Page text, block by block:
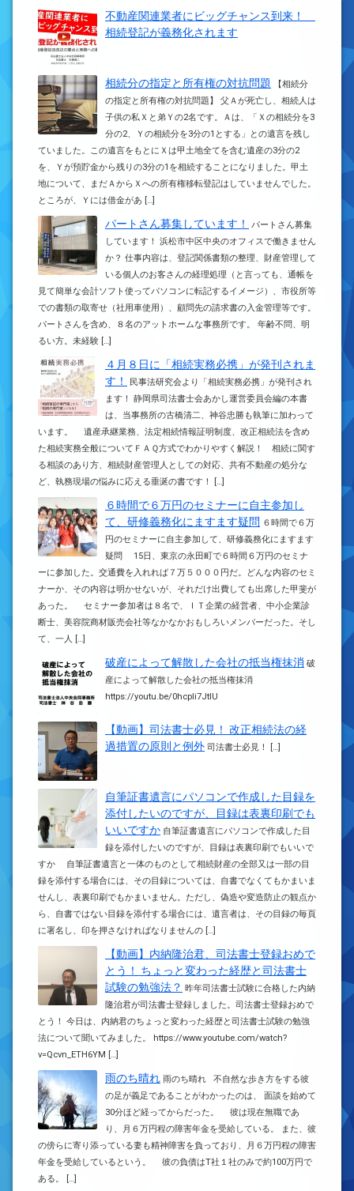
不動産関連業者にビッグチャンス到来！
相続登記が義務化されます
相続分の指定と所有権の対抗問題
【相続分
の指定と所有権の対抗問題】 父Ａが死亡し、相続人は
子供の私Ｘと弟Ｙの2名です。Ａは、「Ｘの相続分を3
分の2、Ｙの相続分を3分の1とする」との遺言を残し
ていました。この遺言をもとにＸは甲土地全てを含む遺産の3分の2
を、Ｙが預貯金から残りの3分の1を相続することになりました。甲土
地について、まだＡからＸへの所有権移転登記はしていませんでした。
ところが、Ｙには借金があ […]
パートさん募集しています！
パートさん募集
しています！ 浜松市中区中央のオフィスで働きません
か？ 仕事内容は、登記関係書類の整理、財産管理して
いる個人のお客さんの経理処理（と言っても、通帳を
見て簡単な会計ソフト使ってパソコンに転記するイメージ）、市役所等
での書類の取寄せ（社用車使用）、顧問先の請求書の入金管理等です。
パートさんを含め、８名のアットホームな事務所です。 年齢不問、明
るい方。未経験 […]
４月８日に「相続実務必携」が発刊されま
す！
民事法研究会より「相続実務必携」が発刊され
ます！ 静岡県司法書士会あかし運営委員会編の本書
は、当事務所の古橋清二、神谷忠勝も執筆に加わって
います。 遺産承継業務、法定相続情報証明制度、改正相続法を含め
た相続実務全般についてＦＡＱ方式でわかりやすく解説！ 相続に関す
る相談のあり方、相続財産管理人としての対応、共有不動産の処分な
ど、執務現場の悩みに応える垂涎の書です！ […]
６時間で６万円のセミナーに自主参加し
て、研修義務化にますます疑問 ６時間で６万
円のセミナーに自主参加して、研修義務化にますます
疑問 15日、東京の永田町で６時間６万円のセミナ
ーに参加した。交通費を入れれば７万５０００円だ。どんな内容のセミ
ナーか、その内容は明かせないが、それだけ出費しても出席した甲斐が
あった。 セミナー参加者は８名で、ＩＴ企業の経営者、中小企業診
断士、美容院商材販売会社等なかなかおもしろいメンバーだった。そし
て、一人 […]
破産によって解散した会社の抵当権抹消 破
産によって解散した会社の抵当権抹消
https://youtu.be/0hcpli7JtlU
【動画】司法書士必見！ 改正相続法の経
過措置の原則と例外 司法書士必見！ […]
自筆証書遺言にパソコンで作成した目録を
添付したいのですが、目録は表裏印刷でも
いいですか 自筆証書遺言にパソコンで作成した目
録を添付したいのですが、目録は表裏印刷でもいいで
すか 自筆証書遺言と一体のものとして相続財産の全部又は一部の目
録を添付する場合には、その目録については、自書でなくてもかまいま
せんし、表裏印刷でもかまいません。ただし、偽造や変造防止の観点か
ら、自書ではない目録を添付する場合には、遺言者は、その目録の毎頁
に署名し、印を押さなければなりませんの […]
【動画】内納隆治君、司法書士登録おめで
とう！ ちょっと変わった経歴と司法書士
試験の勉強法？ 昨年司法書士試験に合格した内納
隆治君が司法書士登録しました。司法書士登録おめで
とう！ 今日は、内納君のちょっと変わった経歴と司法書士試験の勉強
法について聞いてみました。 https://www.youtube.com/watch?
v=Qcvn_ETH6YM […]
雨のち晴れ 雨のち晴れ 不自然な歩き方をする彼
の足が義足であることがわかったのは、 面談を始めて
30分ほど経ってからだった。 彼は現在無職であ
り、月６万円程の障害年金を受給している。 また、彼
の傍らに寄り添っている妻も精神障害を負っており、月６万円程の障害
年金を受給しているという。 彼の負債はT社１社のみで約100万円で
ある。 […]